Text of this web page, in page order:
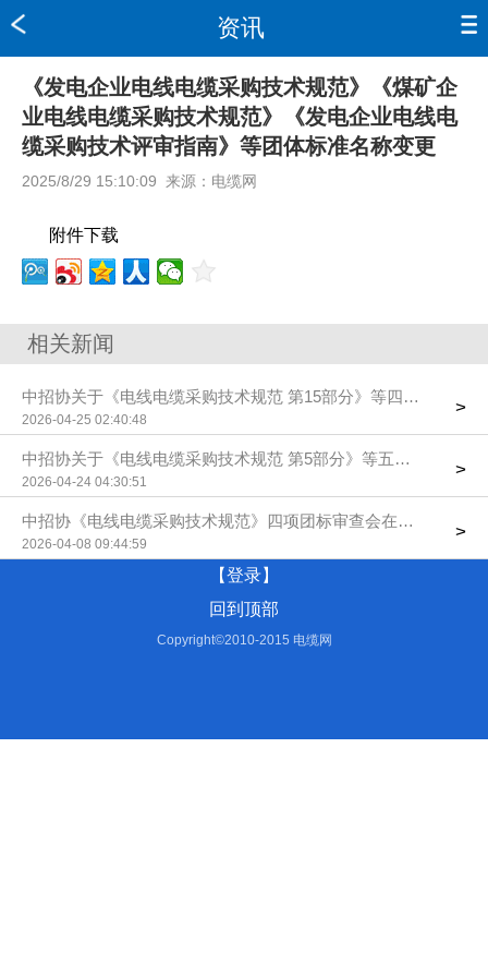
资讯
《发电企业电线电缆采购技术规范》《煤矿企
业电线电缆采购技术规范》《发电企业电线电
缆采购技术评审指南》等团体标准名称变更
2025/8/29 15:10:09 来源： 电缆网
附件下载
相关新闻
中招协关于《电线电缆采购技术规范 第15部分》等四项团标送
2026-04-25 02:40:48
>
中招协关于《电线电缆采购技术规范 第5部分》等五项团标送审
2026-04-24 04:30:51
>
中招协《电线电缆采购技术规范》四项团标审查会在京召开
2026-04-08 09:44:59
>
【登录】
回到顶部
Copyright©2010-2015 电缆网